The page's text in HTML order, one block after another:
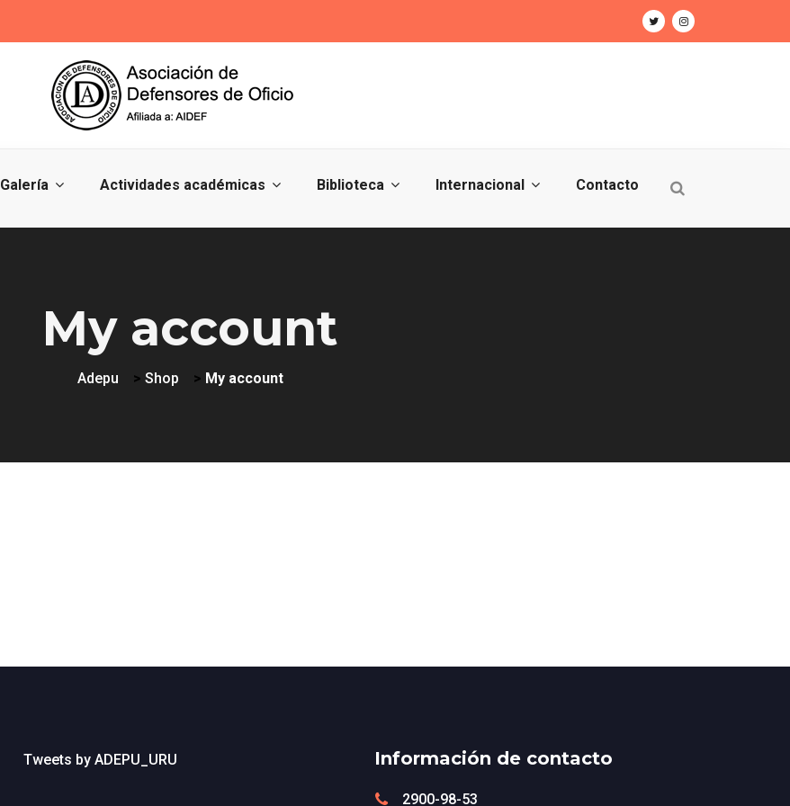
Galería Actividades académicas Biblioteca Internacional Contacto
My account
Adepu > Shop > My account
Tweets by ADEPU_URU Información de contacto
2900-98-53